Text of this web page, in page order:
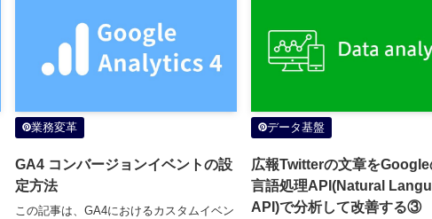
業務変革
GA4 コンバージョンイベントの設
定方法
この記事は、GA4におけるカスタムイベン
データ基盤
広報Twitterの文章をGoogle
言語処理API(Natural
API)で分析して改善する③